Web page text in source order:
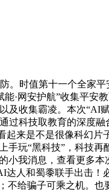
时值第十一个全家平
·网安护航”收集平安
收集霸凌。本次“AI
科技取教育的深度
来是不是很像科幻
玩“黑科技”，科技
我消息，查看更多
人和蜀黍联手出击
给骗子可乘之机。